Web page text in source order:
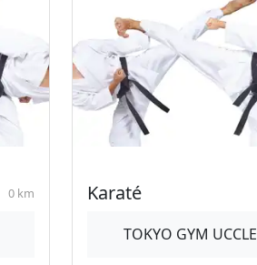
0 km Karaté
TOKYO GYM UCCLE